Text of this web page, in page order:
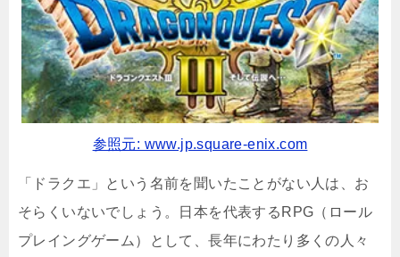
参照元: www.jp.square-enix.com
「ドラクエ」という名前を聞いたことがない人は、お
そらくいないでしょう。日本を代表するRPG（ロール
プレイングゲーム）として、長年にわたり多くの人々